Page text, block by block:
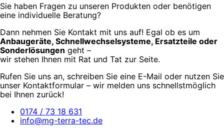
Sie haben Fragen zu unseren Produkten oder benötigen
eine individuelle Beratung?
Dann nehmen Sie Kontakt mit uns auf! Egal ob es um
Anbaugeräte, Schnellwechselsysteme, Ersatzteile oder
Sonderlösungen geht –
wir stehen Ihnen mit Rat und Tat zur Seite.
Rufen Sie uns an, schreiben Sie eine E-Mail oder nutzen Sie
unser Kontaktformular – wir melden uns schnellstmöglich
bei Ihnen zurück!
0174 / 73 18 631
info@mg-terra-tec.de